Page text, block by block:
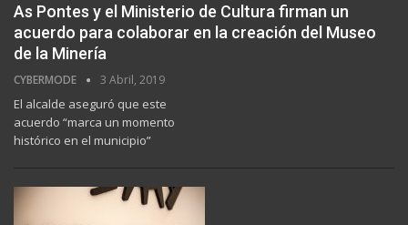
As Pontes y el Ministerio de Cultura firman un
acuerdo para colaborar en la creación del Museo
de la Minería
CYBERMODE 3 Abril, 2019
El alcalde aseguró que este
acuerdo “marca un momento
histórico en el municipio”